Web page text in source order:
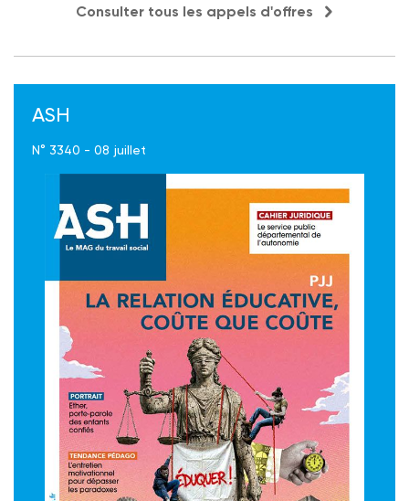
Consulter tous les appels d'offres
ASH
N° 3340 - 08 juillet